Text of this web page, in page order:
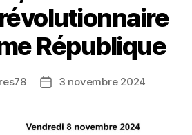
République
Date3 novembre 2024